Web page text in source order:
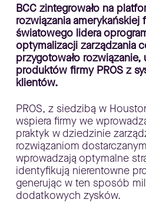
BCC zintegrowało na
rozwiązania amerykańskiej
światowego lidera
optymalizacji zarządzania
przygotowało rozwiązanie,
produktów firmy PROS z
klientów.
PROS, z siedzibą w
wspiera firmy we
praktyk w dziedzinie
rozwiązaniom
wprowadzają optymalne
identyfikują nierentowne
generując w ten sposób
dodatkowych zysków.